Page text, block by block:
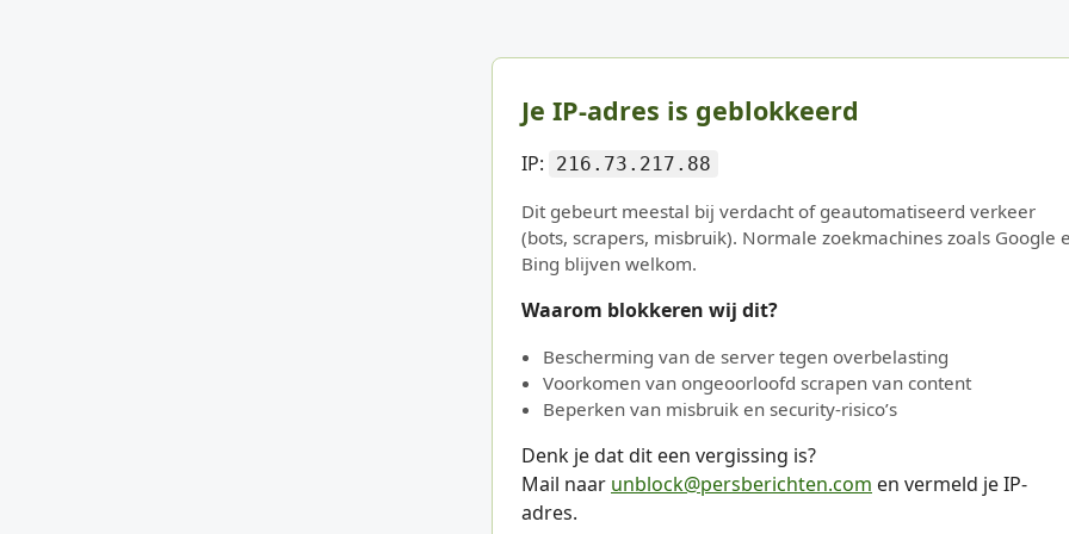
Je IP-adres is geblokkeerd
IP: 216.73.217.88
Dit gebeurt meestal bij verdacht of geautomatiseerd verkeer
(bots, scrapers, misbruik). Normale zoekmachines zoals Google
Bing blijven welkom.
Waarom blokkeren wij dit?
Bescherming van de server tegen overbelasting
Voorkomen van ongeoorloofd scrapen van content
Beperken van misbruik en security-risico’s
Denk je dat dit een vergissing is?
Mail naar unblock@persberichten.com en vermeld je IP-
adres.